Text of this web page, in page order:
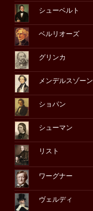
シューベルト
ベルリオーズ
グリンカ
メンデルスゾーン
ショパン
シューマン
リスト
ワーグナー
ヴェルディ